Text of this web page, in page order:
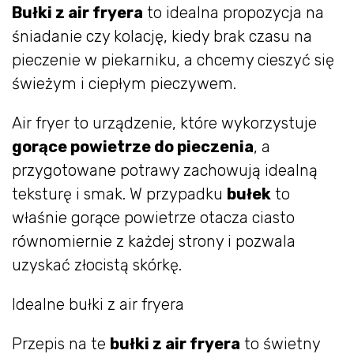
Bułki z air fryera to idealna propozycja na
śniadanie czy kolację, kiedy brak czasu na
pieczenie w piekarniku, a chcemy cieszyć się
świeżym i ciepłym pieczywem.
Air fryer to urządzenie, które wykorzystuje
gorące powietrze do pieczenia, a
przygotowane potrawy zachowują idealną
teksturę i smak. W przypadku bułek to
właśnie gorące powietrze otacza ciasto
równomiernie z każdej strony i pozwala
uzyskać złocistą skórkę.
Idealne bułki z air fryera
Przepis na te bułki z air fryera to świetny